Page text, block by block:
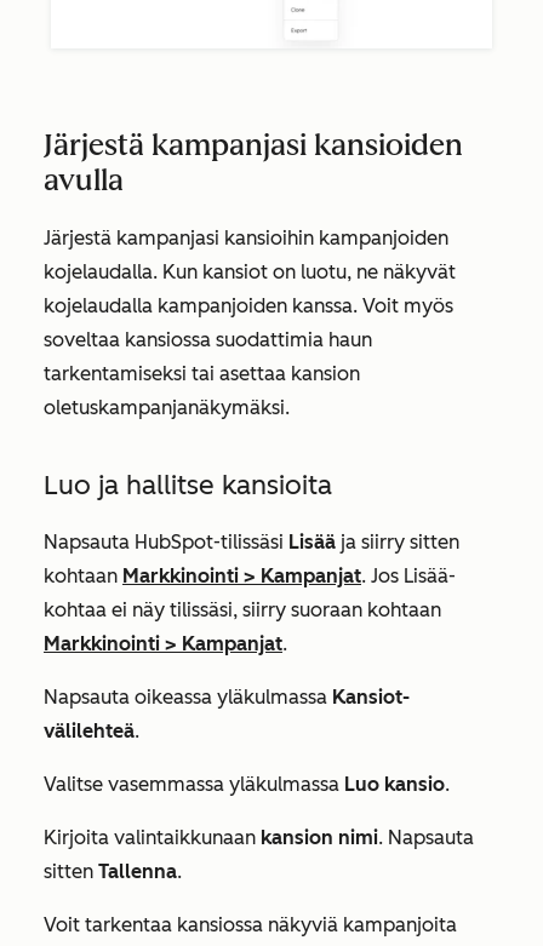
Järjestä kampanjasi kansioiden
avulla
Järjestä kampanjasi kansioihin kampanjoiden
kojelaudalla. Kun kansiot on luotu, ne näkyvät
kojelaudalla kampanjoiden kanssa. Voit myös
soveltaa kansiossa suodattimia haun
tarkentamiseksi tai asettaa kansion
oletuskampanjanäkymäksi.
Luo ja hallitse kansioita
Napsauta HubSpot-tilissäsi Lisää ja siirry sitten
kohtaan Markkinointi > Kampanjat. Jos Lisää-
kohtaa ei näy tilissäsi, siirry suoraan kohtaan
Markkinointi > Kampanjat.
Napsauta oikeassa yläkulmassa Kansiot-
välilehteä.
Valitse vasemmassa yläkulmassa Luo kansio.
Kirjoita valintaikkunaan kansion nimi. Napsauta
sitten Tallenna.
Voit tarkentaa kansiossa näkyviä kampanjoita